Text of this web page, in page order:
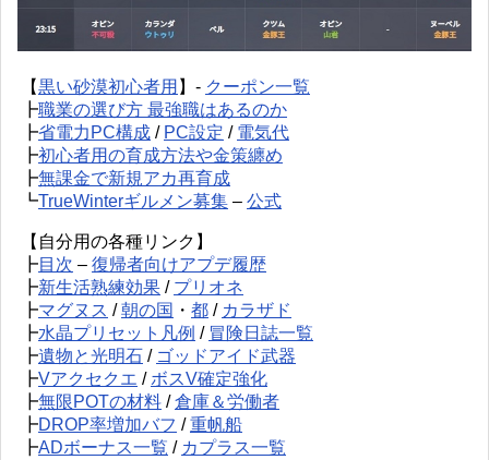
【黒い砂漠初心者用 】- クーポン一覧
┣職業の選び方 最強職はあるのか
┣省電力PC構成 / PC設定 / 電気代
┣初心者用の育成方法や金策纏め
┣無課金で新規アカ再育成
┗TrueWinterギルメン募集 – 公式
【自分用の各種リンク】
┣目次 – 復帰者向けアプデ履歴
┣新生活熟練効果 / プリオネ
┣マグヌス /朝の国 ・ 都 / カラザド
┣水晶プリセット凡例 / 冒険日誌一覧
┣遺物と光明石 / ゴッドアイド武器
┣Vアクセクエ / ボスV確定強化
┣無限POTの材料 /倉庫＆労働者
┣DROP率増加バフ /重帆船
┣ADボーナス一覧 / カプラス一覧